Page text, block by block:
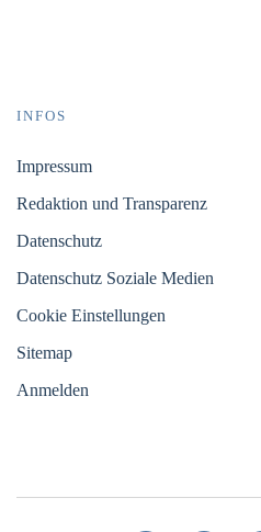
INFOS
Impressum
Redaktion und Transparenz
Datenschutz
Datenschutz Soziale Medien
Cookie Einstellungen
Sitemap
Anmelden